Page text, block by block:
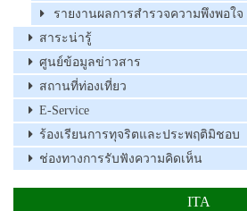
รายงานผลการสำรวจความพึงพอใจ
สาระน่ารู้
ศูนย์ข้อมูลข่าวสาร
สถานที่ท่องเที่ยว
E-Service
ร้องเรียนการทุจริตและประพฤติมิชอบ
ช่องทางการรับฟังความคิดเห็น
ITA